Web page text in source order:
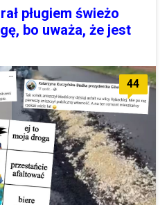
pługiem świeżo
bo uważa, że jest
44